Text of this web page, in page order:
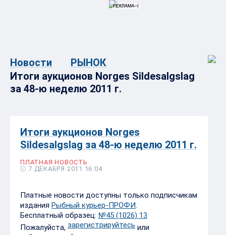
Новости
РЫНОК
Итоги аукционов Norges Sildesalgslag
за 48-ю неделю 2011 г.
Итоги аукционов Norges
Sildesalgslag за 48-ю неделю 2011 г.
ПЛАТНАЯ НОВОСТЬ
7 ДЕКАБРЯ 2011 16:04
Платные новости доступны только подписчикам
издания Рыбный курьер-ПРОФИ.
Бесплатный образец: №45 (1026) 13
Пожалуйста, зарегистрируйтесь или